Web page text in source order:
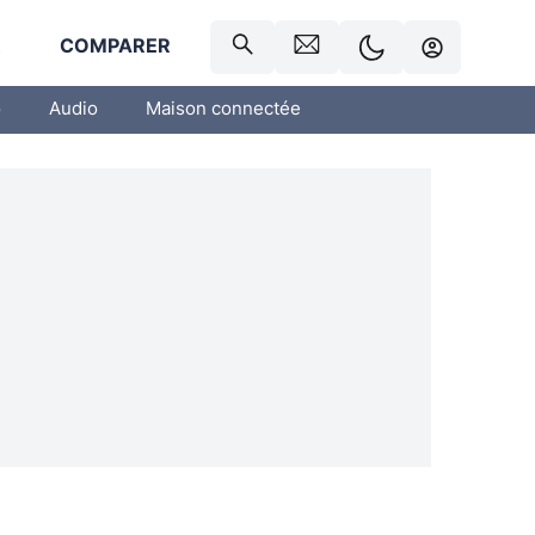
COMPARER
Audio Maison connectée